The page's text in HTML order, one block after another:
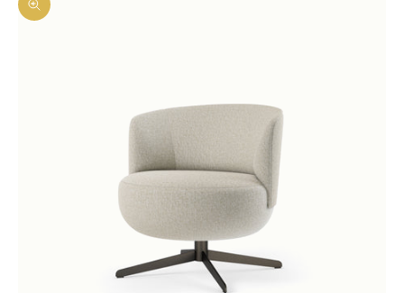
In-/uitzoomen